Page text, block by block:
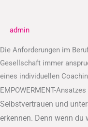
admin
Die Anforderungen im
Gesellschaft immer
eines individuellen
EMPOWERMENT-
Selbstvertrauen und
erkennen. Denn wenn du